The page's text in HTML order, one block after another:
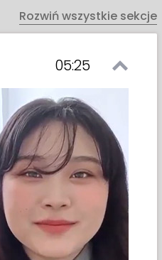
Rozwiń wszystkie sekcje
05:25